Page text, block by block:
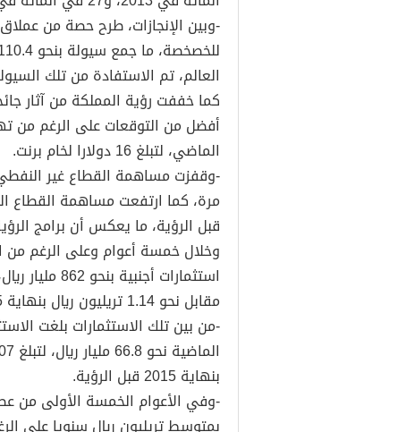
-وبين الإنجازات، طرح حصة من
العالم، تم الاستفادة من تلك
كما خففت رؤية المملكة من آثار
أفضل من التوقعات على الرغم من
الماضي، لتبلغ 16 دولارا لخام برنت.
قبل الرؤية، ما يعكس أن برامج
وخلال خمسة أعوام وعلى الرغم من
مقابل نحو 1.14 تريليون ريال بنهاية 2015 قبل الرؤية.
-من بين تلك الاستثمارات بلغت
بنهاية 2015 قبل الرؤية.
-وفي الأعوام الخمسة الأولى من
بمتوسط تريليون ريال سنويا على